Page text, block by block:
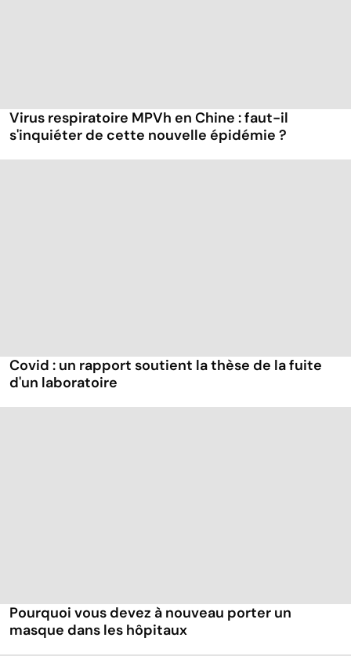
Virus respiratoire MPVh en Chine : faut-il
s'inquiéter de cette nouvelle épidémie ?
Covid : un rapport soutient la thèse de la fuite
d'un laboratoire
Pourquoi vous devez à nouveau porter un
masque dans les hôpitaux